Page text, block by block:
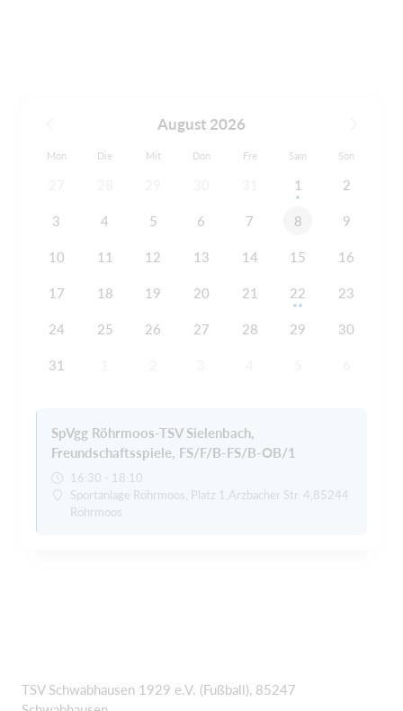
August 2026
Mon Die Mit Don Fre Sam Son
1 2
3 4 5 6 7 8 9
10 11 12 13 14 15 16
17 18 19 20 21 22 23
24 25 26 27 28 29 30
31
SpVgg Röhrmoos-TSV Sielenbach,
Freundschaftsspiele, FS/F/B-FS/B-OB/1
16:30 - 18:10
Sportanlage Röhrmoos, Platz 1,Arzbacher Str. 4,85244
Röhrmoos
TSV Schwabhausen 1929 e.V. (Fußball), 85247